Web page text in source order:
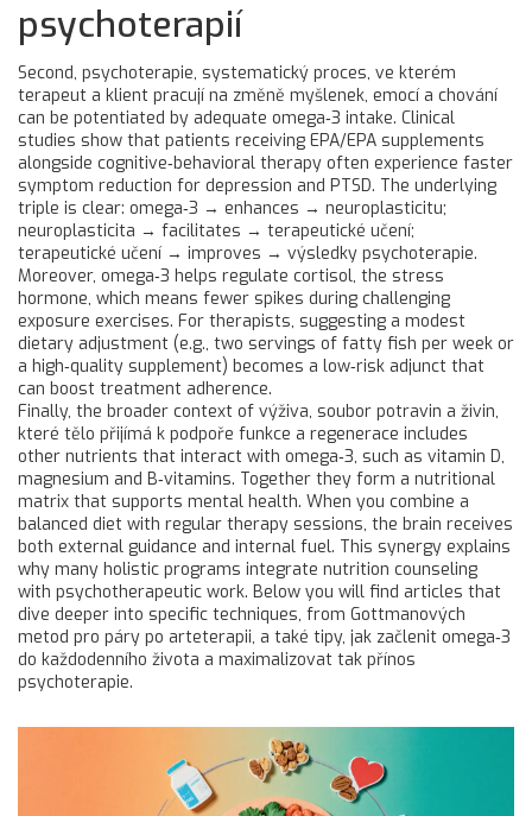
psychoterapií
Second, psychoterapie, systematický proces, ve kterém
terapeut a klient pracují na změně myšlenek, emocí a chování
can be potentiated by adequate omega‑3 intake. Clinical
studies show that patients receiving EPA/EPA supplements
alongside cognitive‑behavioral therapy often experience faster
symptom reduction for depression and PTSD. The underlying
triple is clear: omega‑3 → enhances → neuroplasticitu;
neuroplasticita → facilitates → terapeutické učení;
terapeutické učení → improves → výsledky psychoterapie.
Moreover, omega‑3 helps regulate cortisol, the stress
hormone, which means fewer spikes during challenging
exposure exercises. For therapists, suggesting a modest
dietary adjustment (e.g., two servings of fatty fish per week or
a high‑quality supplement) becomes a low‑risk adjunct that
can boost treatment adherence.
Finally, the broader context of výživa, soubor potravin a živin,
které tělo přijímá k podpoře funkce a regenerace includes
other nutrients that interact with omega‑3, such as vitamin D,
magnesium and B‑vitamins. Together they form a nutritional
matrix that supports mental health. When you combine a
balanced diet with regular therapy sessions, the brain receives
both external guidance and internal fuel. This synergy explains
why many holistic programs integrate nutrition counseling
with psychotherapeutic work. Below you will find articles that
dive deeper into specific techniques, from Gottmanových
metod pro páry po arteterapii, a také tipy, jak začlenit omega‑3
do každodenního života a maximalizovat tak přínos
psychoterapie.